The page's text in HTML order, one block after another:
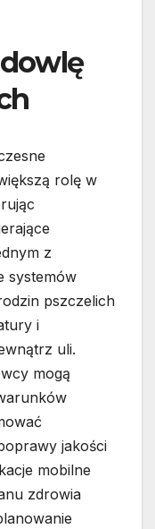
rolę w
z
systemów
pszczelich
i
uli.
mogą
jakości
mobilne
zdrowia